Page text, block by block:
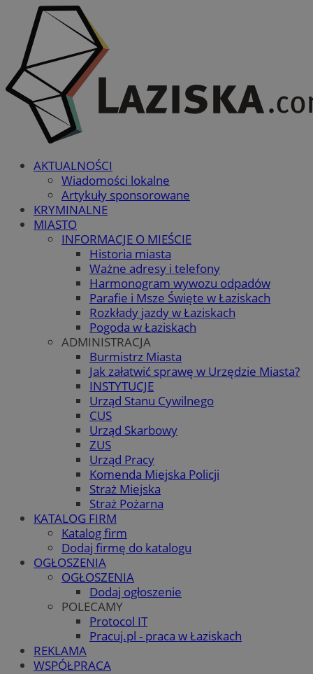
AKTUALNOŚCI
Wiadomości lokalne
Artykuły sponsorowane
KRYMINALNE
MIASTO
INFORMACJE O MIEŚCIE
Historia miasta
Ważne adresy i telefony
Harmonogram wywozu odpadów
Parafie i Msze Święte w Łaziskach
Rozkłady jazdy w Łaziskach
Pogoda w Łaziskach
ADMINISTRACJA
Burmistrz Miasta
Jak załatwić sprawę w Urzędzie Miasta?
INSTYTUCJE
Urząd Stanu Cywilnego
CUS
Urząd Skarbowy
ZUS
Urząd Pracy
Komenda Miejska Policji
Straż Miejska
Straż Pożarna
KATALOG FIRM
Katalog firm
Dodaj firmę do katalogu
OGŁOSZENIA
OGŁOSZENIA
Dodaj ogłoszenie
POLECAMY
Protocol IT
Pracuj.pl - praca w Łaziskach
REKLAMA
WSPÓŁPRACA